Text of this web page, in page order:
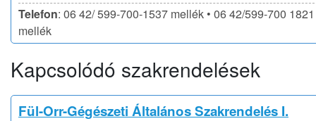
Telefon: 06 42/ 599-700-1537 mellék • 06 42/599-700 1821
mellék
Kapcsolódó szakrendelések
Fül-Orr-Gégészeti Általános Szakrendelés I.